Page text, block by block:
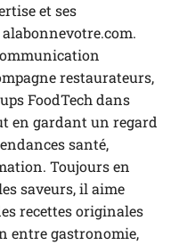
et ses
restaurateurs,
FoodTech dans
en gardant un regard
santé,
Toujours en
saveurs, il aime
recettes originales
entre gastronomie,